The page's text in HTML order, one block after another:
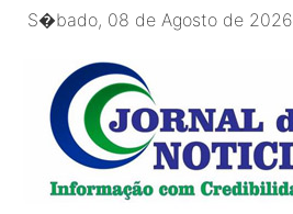
S�bado, 08 de Agosto de 2026